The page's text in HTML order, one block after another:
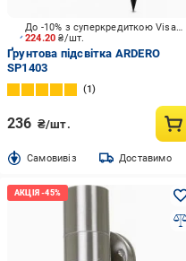
224.20₴/шт.
До -10% з суперкредиткою Visa Вигода
Ґрунтова підсвітка ARDERO
SP1403
1
236 ₴/шт.
Cамовивіз Доставимо